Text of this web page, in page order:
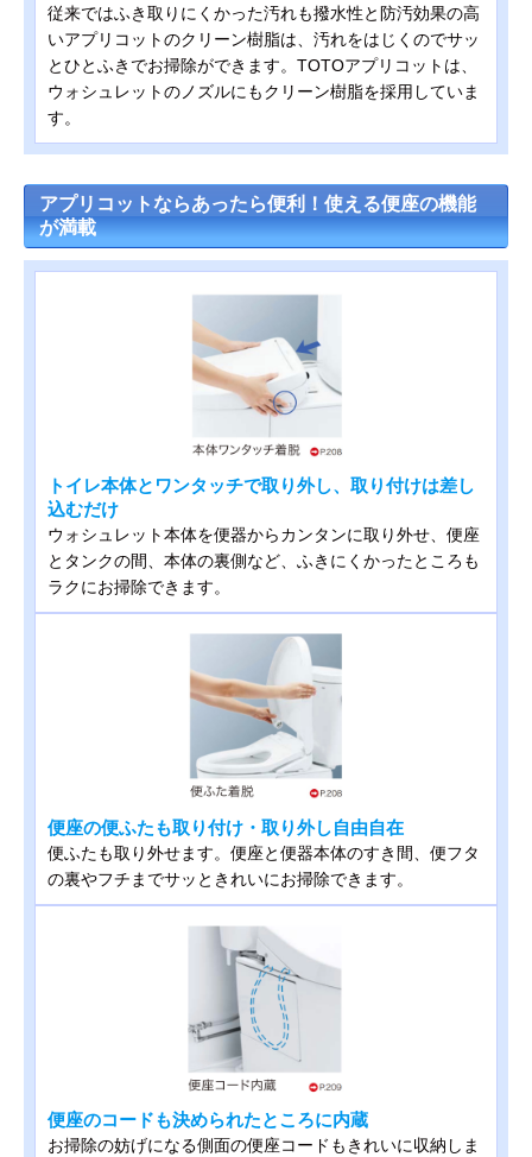
従来ではふき取りにくかった汚れも撥水性と防汚効果の高
いアプリコットのクリーン樹脂は、汚れをはじくのでサッ
とひとふきでお掃除ができます。TOTOアプリコットは、
ウォシュレットのノズルにもクリーン樹脂を採用していま
す。
アプリコットならあったら便利！使える便座の機能
が満載
トイレ本体とワンタッチで取り外し、取り付けは差し
込むだけ
ウォシュレット本体を便器からカンタンに取り外せ、便座
とタンクの間、本体の裏側など、ふきにくかったところも
ラクにお掃除できます。
便座の便ふたも取り付け・取り外し自由自在
便ふたも取り外せます。便座と便器本体のすき間、便フタ
の裏やフチまでサッときれいにお掃除できます。
便座のコードも決められたところに内蔵
お掃除の妨げになる側面の便座コードもきれいに収納しま